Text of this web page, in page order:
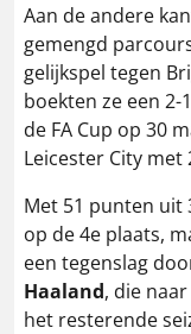
Aan de andere
gemengd
gelijkspel tegen
boekten ze een
de FA Cup op 30
Leicester City met
Met 51 punten uit
op de 4e plaats,
een tegenslag
Haaland, die
het resterende